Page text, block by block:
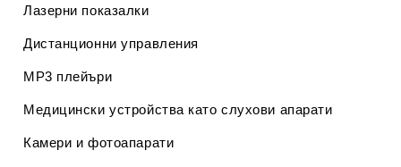
Лазерни показалки
Дистанционни управления
MP3 плейъри
Медицински устройства като слухови апарати
Камери и фотоапарати